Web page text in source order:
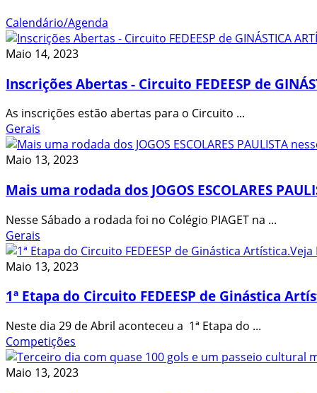
Calendário/Agenda
Maio 14, 2023
Inscrições Abertas - Circuito FEDEESP de
As inscrições estão abertas para o Circuito ...
Gerais
Maio 13, 2023
Mais uma rodada dos JOGOS ESCOLARES
Nesse Sábado a rodada foi no Colégio PIAGET na ...
Gerais
Maio 13, 2023
1ª Etapa do Circuito FEDEESP de Ginástica
Neste dia 29 de Abril aconteceu a 1ª Etapa do ...
Competições
Maio 13, 2023